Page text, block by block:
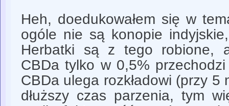
Heh, doedukowałem się w
ogóle nie są konopie
Herbatki są z tego robione,
CBDa tylko w 0,5%
CBDa ulega rozkładowi (przy 5
dłuższy czas parzenia, tym